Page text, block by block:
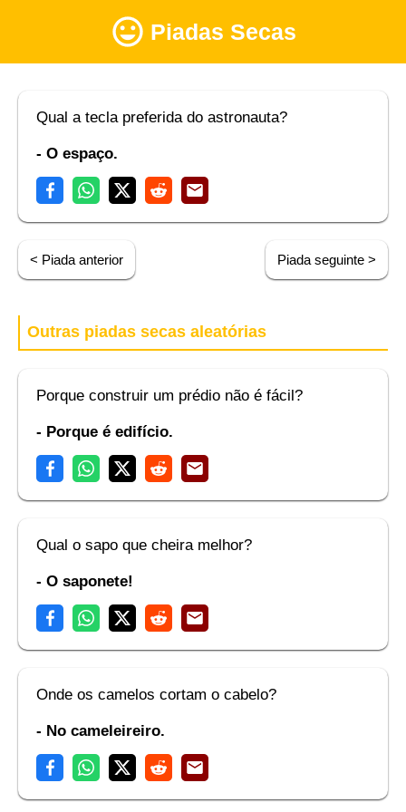
Piadas Secas
Qual a tecla preferida do astronauta?
- O espaço.
< Piada anterior Piada seguinte >
Outras piadas secas aleatórias
Porque construir um prédio não é fácil?
- Porque é edifício.
Qual o sapo que cheira melhor?
- O saponete!
Onde os camelos cortam o cabelo?
- No cameleireiro.